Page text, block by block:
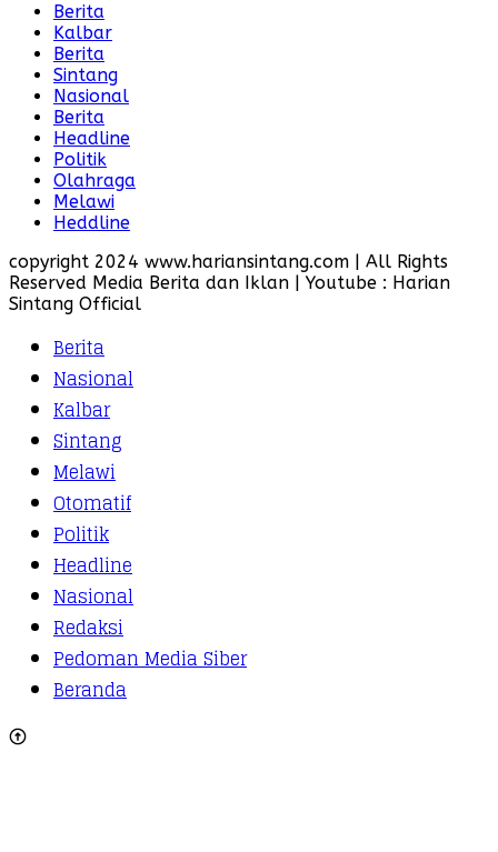
Berita
Kalbar
Berita
Sintang
Nasional
Berita
Headline
Politik
Olahraga
Melawi
Heddline
copyright 2024 www.hariansintang.com | All Rights
Reserved Media Berita dan Iklan | Youtube : Harian
Sintang Official
Berita
Nasional
Kalbar
Sintang
Melawi
Otomatif
Politik
Headline
Nasional
Redaksi
Pedoman Media Siber
Beranda